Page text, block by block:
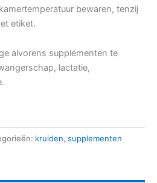
bewaren, tenzij
etiket.
alvorens supplementen te
lactatie,
kruiden, supplementen